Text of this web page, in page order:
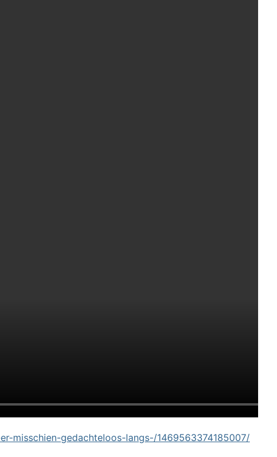
misschien-gedachteloos-langs-/1469563374185007/